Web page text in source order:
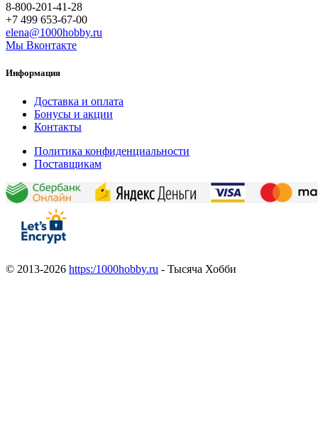
8-800-201-41-28
+7 499 653-67-00
elena@1000hobby.ru
Мы Вконтакте
Информация
Доставка и оплата
Бонусы и акции
Контакты
Политика конфиденциальности
Поставщикам
© 2013-2026 https:/1000hobby.ru - Тысяча Хобби